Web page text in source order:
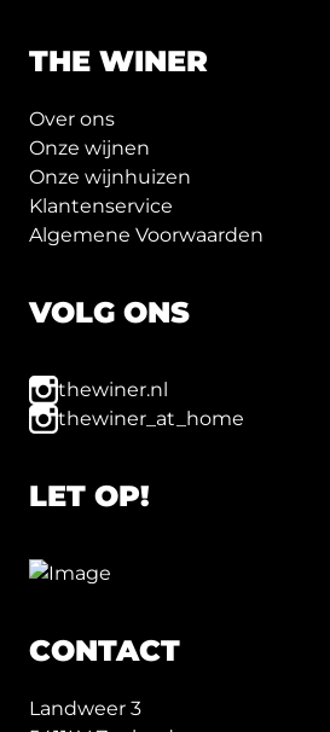
THE WINER
Over ons
Onze wijnen
Onze wijnhuizen
Klantenservice
Algemene Voorwaarden
VOLG ONS
thewiner.nl
thewiner_at_home
LET OP!
CONTACT
Landweer 3